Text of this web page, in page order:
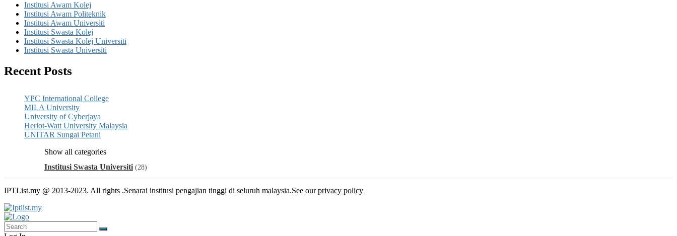
Institusi Awam Kolej
Institusi Awam Politeknik
Institusi Awam Universiti
Institusi Swasta Kolej
Institusi Swasta Kolej Universiti
Institusi Swasta Universiti
Recent Posts
YPC International College
MILA University
University of Cyberjaya
Heriot-Watt University Malaysia
UNITAR Sungai Petani
Show all categories
Institusi Swasta Universiti (28)
IPTList.my @ 2013-2023. All rights .Senarai institusi pengajian tinggi di seluruh malaysia.See ourprivacy policy